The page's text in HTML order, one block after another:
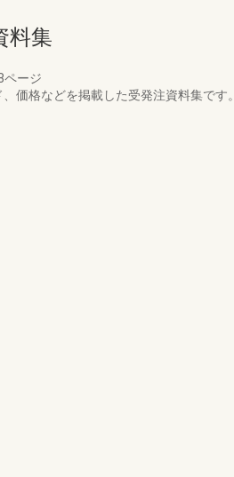
料集
ページ
価格などを掲載した受発注資料集です。